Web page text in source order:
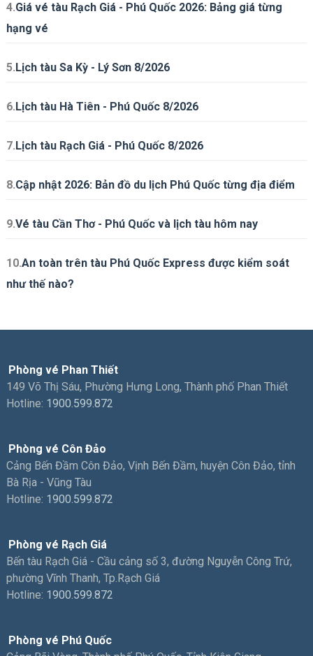
4.Giá vé tàu Rạch Giá - Phú Quốc 2026: Bảng giá từng
hạng vé
5. Lịch tàu Sa Kỳ - Lý Sơn 8/2026
6. Lịch tàu Hà Tiên - Phú Quốc 8/2026
7. Lịch tàu Rạch Giá - Phú Quốc 8/2026
8.Cập nhật 2026: Bản đồ du lịch Phú Quốc từng địa điểm
9.Vé tàu Cần Thơ - Phú Quốc và lịch tàu hôm nay
10.An toàn trên tàu Phú Quốc Express được kiểm soát
như thế nào?
Phòng vé Phan Thiết
149 Võ Thị Sáu, Phường Hưng Long, Thành phố Phan Thiết
Hotline: 1900.599.872
Phòng vé Côn Đảo
Cảng Bến Đầm Côn Đảo, Vịnh Bến Đầm, huyện Côn Đảo, tỉnh
Bà Rịa - Vũng Tàu
Hotline: 1900.599.872
Phòng vé Rạch Giá
Bến tàu Rạch Giá - Cầu cảng số 3, đường Nguyễn Công Trứ,
phường Vĩnh Thanh, Tp.Rạch Giá
Hotline: 1900.599.872
Phòng vé Phú Quốc